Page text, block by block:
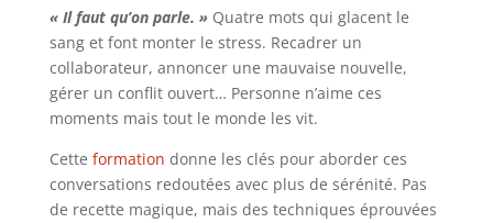
« Il faut qu’on parle. »Quatre mots qui glacent le
sang et font monter le stress. Recadrer un
collaborateur, annoncer une mauvaise nouvelle,
gérer un conflit ouvert… Personne n’aime ces
moments mais tout le monde les vit.
Cette formation donne les clés pour aborder ces
conversations redoutées avec plus de sérénité. Pas
de recette magique, mais des techniques éprouvées